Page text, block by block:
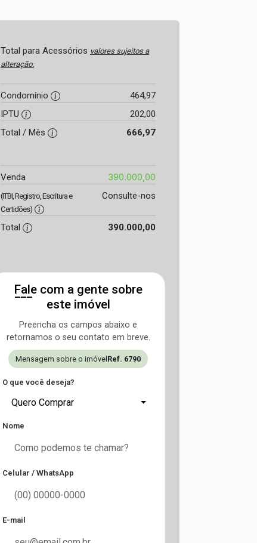
Total para Acessórios valores sujeitos a
alteração.
Condomínio
464,97
IPTU
202,00
Total / Mês
666,97
Venda 390.000,00
(ITBI, Registro, Escritura e
Certidões)
Consulte-nos
Total 390.000,00
Fale com a gente sobre
este imóvel
Preencha os campos abaixo e
retornamos o seu contato em breve.
Mensagem sobre o imóvel Ref. 6790
O que você deseja?
Quero Comprar
Nome
Celular / WhatsApp
E-mail